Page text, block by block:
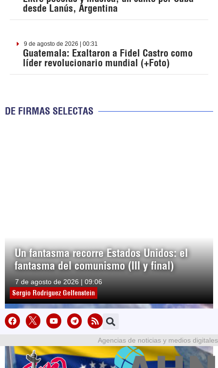
desde Lanús, Argentina
9 de agosto de 2026 | 00:31
Guatemala: Exaltaron a Fidel Castro como
líder revolucionario mundial (+Foto)
DE FIRMAS SELECTAS
Un fantasma recorre Estados Unidos: el
fantasma del comunismo (III y final)
7 de agosto de 2026 | 09:06
Sergio Rodríguez Gelfenstein
Agencias de noticias y medios digitales